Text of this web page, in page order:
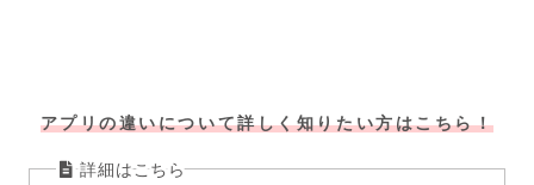
アプリの違いについて詳しく知りたい方はこちら！